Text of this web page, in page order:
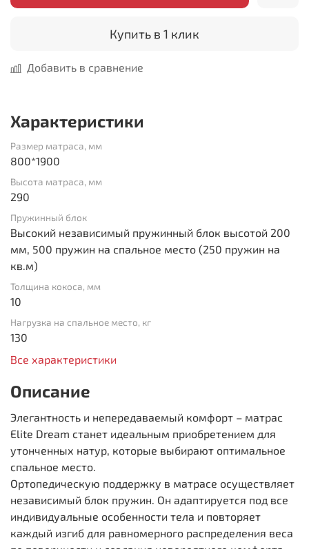
Купить в 1 клик
Добавить в сравнение
Характеристики
Размер матраса, мм
800*1900
Высота матраса, мм
290
Пружинный блок
Высокий независимый пружинный блок высотой 200
мм, 500 пружин на спальное место (250 пружин на
кв.м)
Толщина кокоса, мм
10
Нагрузка на спальное место, кг
130
Все характеристики
Описание
Элегантность и непередаваемый комфорт – матрас
Elite Dream станет идеальным приобретением для
утонченных натур, которые выбирают оптимальное
спальное место.
Ортопедическую поддержку в матрасе осуществляет
независимый блок пружин. Он адаптируется под все
индивидуальные особенности тела и повторяет
каждый изгиб для равномерного распределения веса